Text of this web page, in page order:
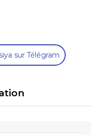
sur Télégram